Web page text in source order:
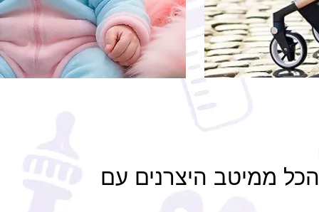
הכל ממיטב היצרנים עם